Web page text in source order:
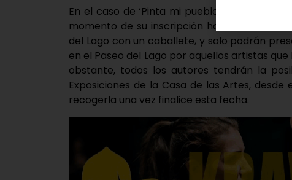
En el caso de ‘Pinta mi pueblo’ los
momento de su inscripción hasta las 18:30
del Lago con un caballete, y solo podrán
en el Paseo del Lago por aquellos artistas
obstante, todos los autores tendrán la
Exposiciones de la Casa de las Artes,
recogerla una vez finalice esta fecha.